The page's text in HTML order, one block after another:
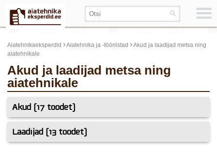
Aiatehnikaeksperdid ›Aiatehnika ja -tööriistad ›Akud ja laadijad metsa ning
aiatehnikale
Akud ja laadijad metsa ning
aiatehnikale
Akud (17 toodet)
Laadijad (13 toodet)